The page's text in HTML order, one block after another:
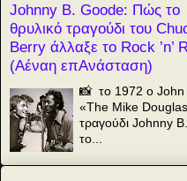
Johnny B. Goode: Πώς το
θρυλικό τραγούδι του
Berry άλλαξε το Rock ’n’
(Αέναη επΑνάσταση)
📸 το 1972 ο John
«The Mike Douglas
τραγούδι Johnny
το...